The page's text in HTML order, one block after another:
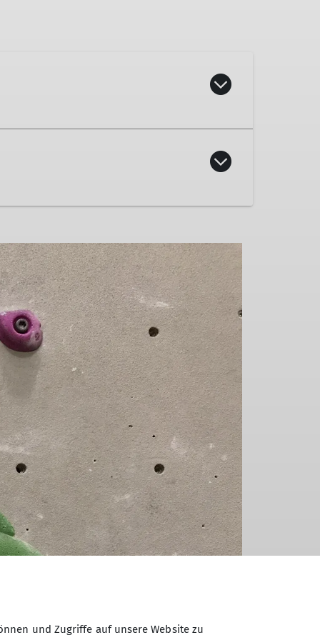
6 Teilnehmende eine*n Trainer*in.
Betreuungsschlüssel des DAV liegt
Qualifikation innehaben:
des Landes (ZFS)
montags bis freitags von 09.00 bis
und Zugriffe auf unsere Website zu